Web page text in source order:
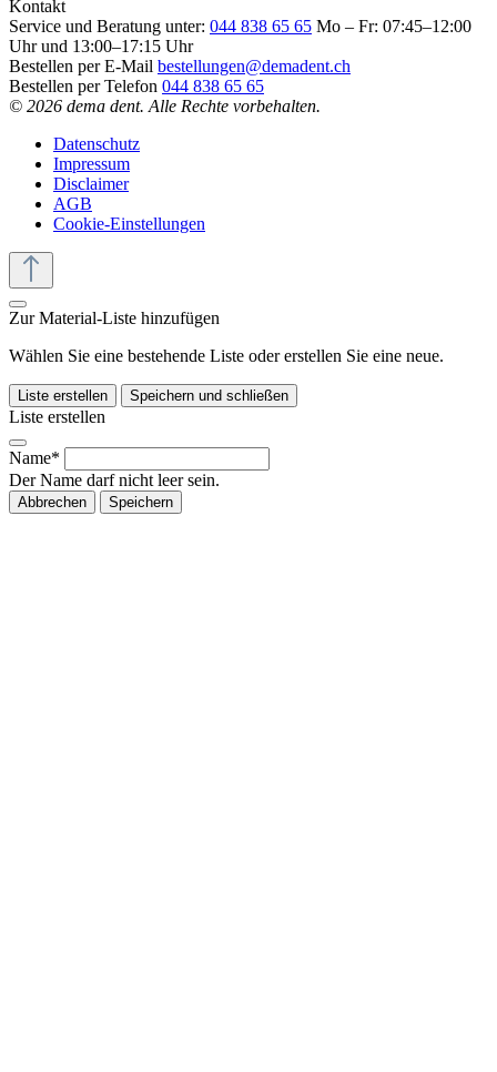
Kontakt
Service und Beratung unter: 044 838 65 65 Mo – Fr: 07:45–12:00
Uhr und 13:00–17:15 Uhr
Bestellen per E-Mail bestellungen@demadent.ch
Bestellen per Telefon 044 838 65 65
© 2026 dema dent. Alle Rechte vorbehalten.
Datenschutz
Impressum
Disclaimer
AGB
Cookie-Einstellungen
Zur Material-Liste hinzufügen
Wählen Sie eine bestehende Liste oder erstellen Sie eine neue.
Liste erstellen Speichern und schließen
Liste erstellen
Name*
Der Name darf nicht leer sein.
Abbrechen Speichern